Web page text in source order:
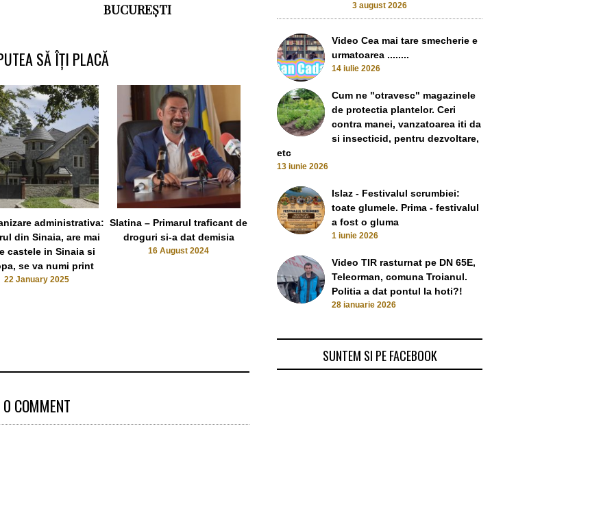
BUCUREȘTI
SĂ ÎȚI PLACĂ
administrativa:
din Sinaia, are mai
castele in Sinaia si
se va numi print
22 January 2025
Slatina – Primarul traficant de
droguri si-a dat demisia
16 August 2024
Primar, viceprimar, secretar –
retinuti pentru turism
electorala
26 July 2024
10 April 2024
0 COMMENT
3 august 2026
Video Cea mai tare smecherie e
urmatoarea ........
14 iulie 2026
Cum ne "otravesc" magazinele
de protectia plantelor. Ceri
contra manei, vanzatoarea iti da
si insecticid, pentru dezvoltare,
etc
13 iunie 2026
Islaz - Festivalul scrumbiei:
toate glumele. Prima - festivalul
a fost o gluma
1 iunie 2026
Video TIR rasturnat pe DN 65E,
Teleorman, comuna Troianul.
Politia a dat pontul la hoti?!
28 ianuarie 2026
SUNTEM SI PE FACEBOOK